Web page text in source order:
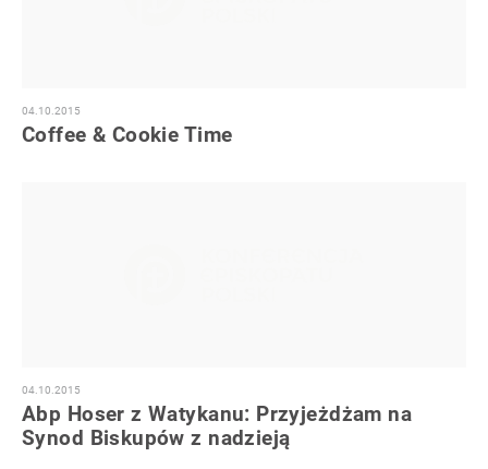
04.10.2015
Coffee & Cookie Time
04.10.2015
Abp Hoser z Watykanu: Przyjeżdżam na
Synod Biskupów z nadzieją